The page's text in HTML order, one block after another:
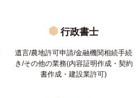
行政書士
遺言/農地許可申請/金融機関相続手続
き/その他の業務(内容証明作成・契約
書作成・建設業許可)